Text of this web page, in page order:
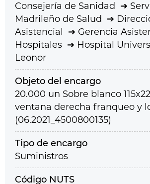
Consejería de Sanidad
Madrileño de Salud
Asistencial
Gerencia
Hospitales
Hospital
Leonor
Objeto del encargo
20.000 un Sobre blanco
ventana derecha franqueo y
(06.2021_4500800135)
Tipo de encargo
Suministros
Código NUTS